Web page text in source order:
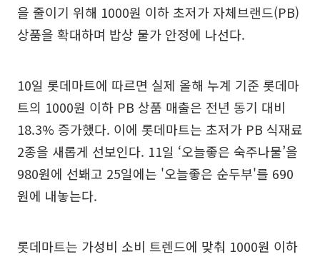
을 줄이기 위해 1000원 이하 초저가 자체브랜드(PB)
상품을 확대하며 밥상 물가 안정에 나선다.
10일 롯데마트에 따르면 실제 올해 누계 기준 롯데마
트의 1000원 이하 PB 상품 매출은 전년 동기 대비
18.3% 증가했다. 이에 롯데마트는 초저가 PB 식재료
2종을 새롭게 선보인다. 11일 ‘오늘좋은 숙주나물’을
980원에 선봬고 25일에는 '오늘좋은 순두부'를 690
원에 내놓는다.
롯데마트는 가성비 소비 트렌드에 맞춰 1000원 이하